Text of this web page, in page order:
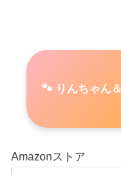
🐾 りんちゃん
Amazonストア